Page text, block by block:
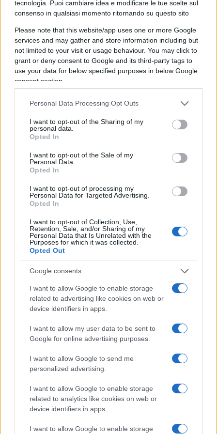
tecnologia. Puoi cambiare idea e modificare le tue scelte sul
consenso in qualsiasi momento ritornando su questo sito
Please note that this website/app uses one or more Google
services and may gather and store information including but
not limited to your visit or usage behaviour. You may click to
grant or deny consent to Google and its third-party tags to
use your data for below specified purposes in below Google
consent section.
Personal Data Processing Opt Outs
I want to opt-out of the Sharing of my
personal data.
Opted In
I want to opt-out of the Sale of my
Personal Data.
Opted In
I want to opt-out of processing my
Personal Data for Targeted Advertising.
Opted In
I want to opt-out of Collection, Use,
Retention, Sale, and/or Sharing of my
Personal Data that Is Unrelated with the
Purposes for which it was collected.
Opted Out
Google consents
I want to allow Google to enable storage
related to advertising like cookies on web or
device identifiers in apps.
I want to allow my user data to be sent to
Google for online advertising purposes.
I want to allow Google to send me
personalized advertising.
I want to allow Google to enable storage
related to analytics like cookies on web or
device identifiers in apps.
I want to allow Google to enable storage
60% nonostante le limitazioni imposte
dall’accordo nucleare del 2015, si ha in pratica la
quadratura del cerchio. Rafael Grossi non è
riuscito, o non ha potuto, dire ciò che sa.
Possiamo capirlo, la sua non è una posizione
facile considerando che da sempre l’AIEA è
costretta a muoversi in Iran come un funambolo
sul filo d’acciaio. E più tempo passa più questo
A seguito del conflitto di giugno e della
sospensione della cooperazione con l’AIEA da
accesso limitato ai siti nucleari e la verifica dello
stato delle scorte è diventata più difficile. Grossi
ha anche sottolineato la necessità di un pieno
accesso ai siti per garantire che il materiale non
venga spostato e nascosto.
Nel giugno 2025 alcuni siti nucleari iraniani
(Fordow, Isfahan e Natanz) sono stati danneggiati
da attacchi aerei, Grossi ha comunque
confermato che le scorte di uranio non sono state
compromesse e rimangono negli impianti
danneggiati. Le sue dichiarazioni portano, a chi
desidera capire il non detto, a far suo il test
dell’anatra o duck test: se sembra un’anatra, nuota
probabilmente è un’anatra.